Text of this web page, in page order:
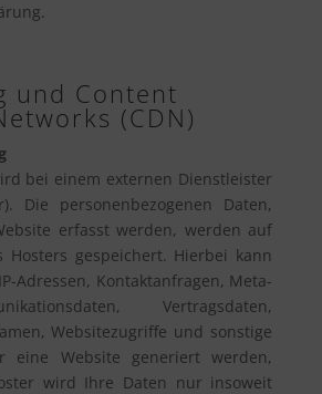
und Content
(CDN)
bei einem externen Dienstleister
Die personenbezogenen Daten,
erfasst werden, werden auf
Hosters gespeichert. Hierbei kann
Adressen, Kontaktanfragen, Meta-
Vertragsdaten,
Websitezugriffe und sonstige
eine Website generiert werden,
wird Ihre Daten nur insoweit